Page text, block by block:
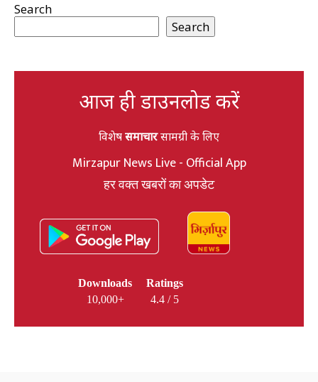
Search
Search
आज ही डाउनलोड करें
विशेषसमाचारसामग्री के लिए
Mirzapur News Live - Official App
हर वक्त खबरों का अपडेट
Downloads
10,000+
Ratings
4.4 / 5